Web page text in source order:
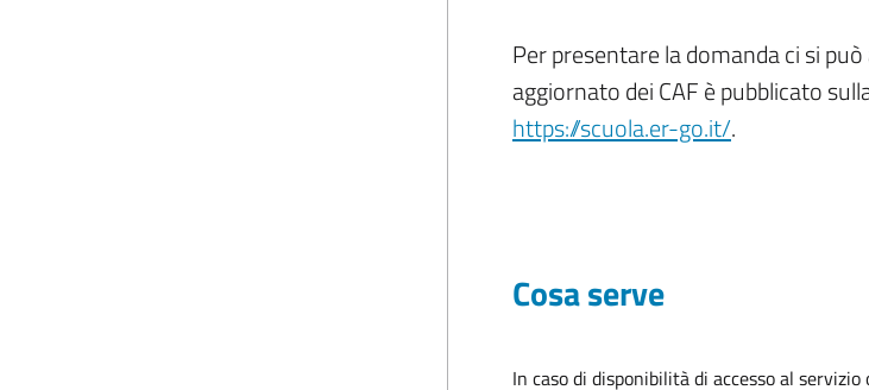
Per presentare la domanda ci si
aggiornato dei CAF è pubblicato
https://scuola.er-go.it/.
Cosa serve
In caso di disponibilità di accesso al